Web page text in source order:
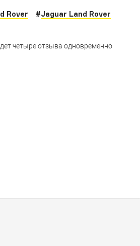
Rover #Jaguar Land Rover
четыре отзыва одновременно